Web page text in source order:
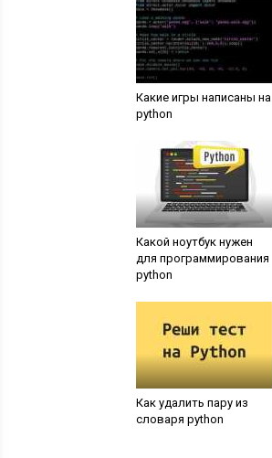
Какие игры написаны на
python
Какой ноутбук нужен
для программирования
python
Как удалить пару из
словаря python